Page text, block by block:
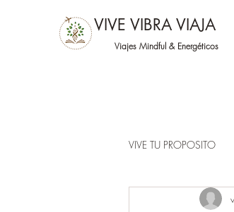
VIVE VIBRA VIAJA
Viajes Mindful & Energéticos
VIVE TU PROPOSITO